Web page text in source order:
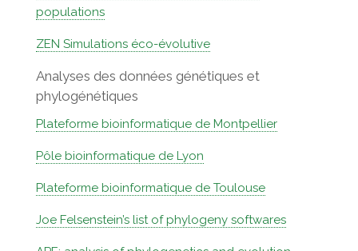
populations
ZEN Simulations éco-évolutive
Analyses des données génétiques et
phylogénétiques
Plateforme bioinformatique de Montpellier
Pôle bioinformatique de Lyon
Plateforme bioinformatique de Toulouse
Joe Felsenstein’s list of phylogeny softwares